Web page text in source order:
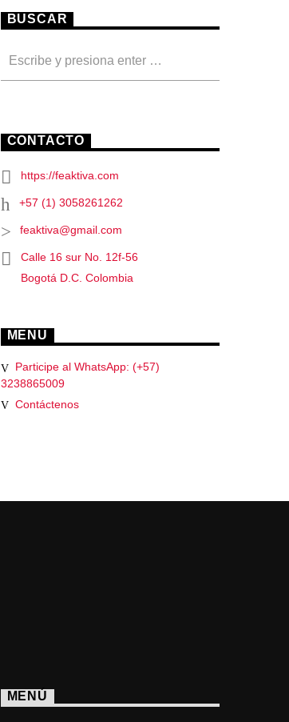
BUSCAR
CONTACTO
https://feaktiva.com
+57 (1) 3058261262
feaktiva@gmail.com
Calle 16 sur No. 12f-56
Bogotá D.C. Colombia
MENU
Participe al WhatsApp: (+57)
3238865009
Contáctenos
MENÚ